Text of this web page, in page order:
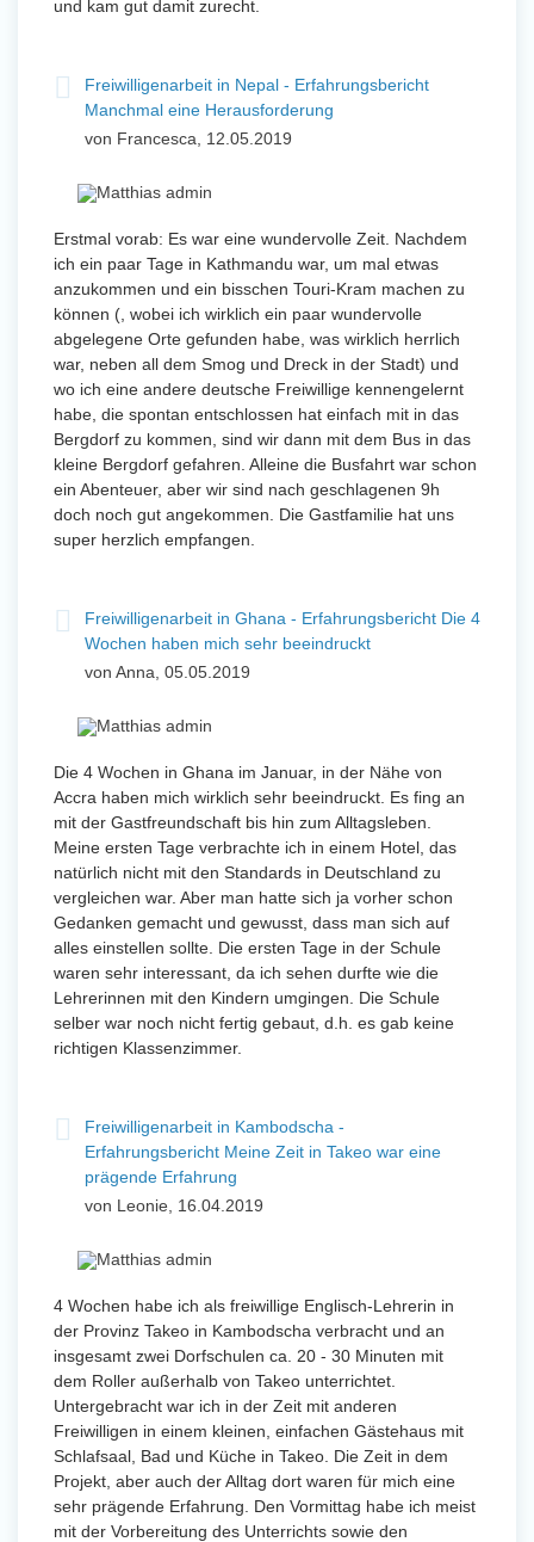
und kam gut damit zurecht.
Freiwilligenarbeit in Nepal - Erfahrungsbericht
Manchmal eine Herausforderung
von Francesca, 12.05.2019
Erstmal vorab: Es war eine wundervolle Zeit. Nachdem
ich ein paar Tage in Kathmandu war, um mal etwas
anzukommen und ein bisschen Touri-Kram machen zu
können (, wobei ich wirklich ein paar wundervolle
abgelegene Orte gefunden habe, was wirklich herrlich
war, neben all dem Smog und Dreck in der Stadt) und
wo ich eine andere deutsche Freiwillige kennengelernt
habe, die spontan entschlossen hat einfach mit in das
Bergdorf zu kommen, sind wir dann mit dem Bus in das
kleine Bergdorf gefahren. Alleine die Busfahrt war schon
ein Abenteuer, aber wir sind nach geschlagenen 9h
doch noch gut angekommen. Die Gastfamilie hat uns
super herzlich empfangen.
Freiwilligenarbeit in Ghana - Erfahrungsbericht Die 4
Wochen haben mich sehr beeindruckt
von Anna, 05.05.2019
Die 4 Wochen in Ghana im Januar, in der Nähe von
Accra haben mich wirklich sehr beeindruckt. Es fing an
mit der Gastfreundschaft bis hin zum Alltagsleben.
Meine ersten Tage verbrachte ich in einem Hotel, das
natürlich nicht mit den Standards in Deutschland zu
vergleichen war. Aber man hatte sich ja vorher schon
Gedanken gemacht und gewusst, dass man sich auf
alles einstellen sollte. Die ersten Tage in der Schule
waren sehr interessant, da ich sehen durfte wie die
Lehrerinnen mit den Kindern umgingen. Die Schule
selber war noch nicht fertig gebaut, d.h. es gab keine
richtigen Klassenzimmer.
Freiwilligenarbeit in Kambodscha -
Erfahrungsbericht Meine Zeit in Takeo war eine
prägende Erfahrung
von Leonie, 16.04.2019
4 Wochen habe ich als freiwillige Englisch-Lehrerin in
der Provinz Takeo in Kambodscha verbracht und an
insgesamt zwei Dorfschulen ca. 20 - 30 Minuten mit
dem Roller außerhalb von Takeo unterrichtet.
Untergebracht war ich in der Zeit mit anderen
Freiwilligen in einem kleinen, einfachen Gästehaus mit
Schlafsaal, Bad und Küche in Takeo. Die Zeit in dem
Projekt, aber auch der Alltag dort waren für mich eine
sehr prägende Erfahrung. Den Vormittag habe ich meist
mit der Vorbereitung des Unterrichts sowie den